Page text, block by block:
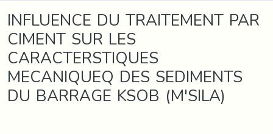
INFLUENCE DU TRAITEMENT PAR
CIMENT SUR LES
CARACTERSTIQUES
MECANIQUEQ DES SEDIMENTS
DU BARRAGE KSOB (M'SILA)